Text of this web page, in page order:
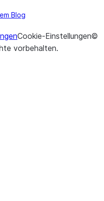
Blog
Cookie-Einstellungen©
vorbehalten.